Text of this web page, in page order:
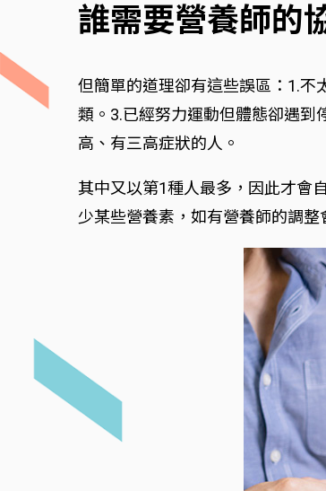
誰需要營養師的
但簡單的道理卻有這些誤區：1.不
類。3.已經努力運動但體態卻遇到
高、有三高症狀的人。
其中又以第1種人最多，因此才會
少某些營養素，如有營養師的調整